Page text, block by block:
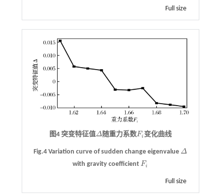
Full size
图4 突变特征值Δ
Δ 随重力系数Fi
Fi 变化曲线
Fig.4 Variation curve of sudden change eigenvalue Δ
Δ
with gravity coefficientFi
Fi
Full size